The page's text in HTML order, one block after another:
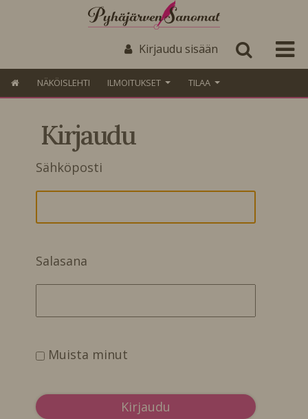
Kirjaudu sisään
NÄKÖISLEHTI ILMOITUKSET TILAA
Kirjaudu
Sähköposti
Salasana
Muista minut